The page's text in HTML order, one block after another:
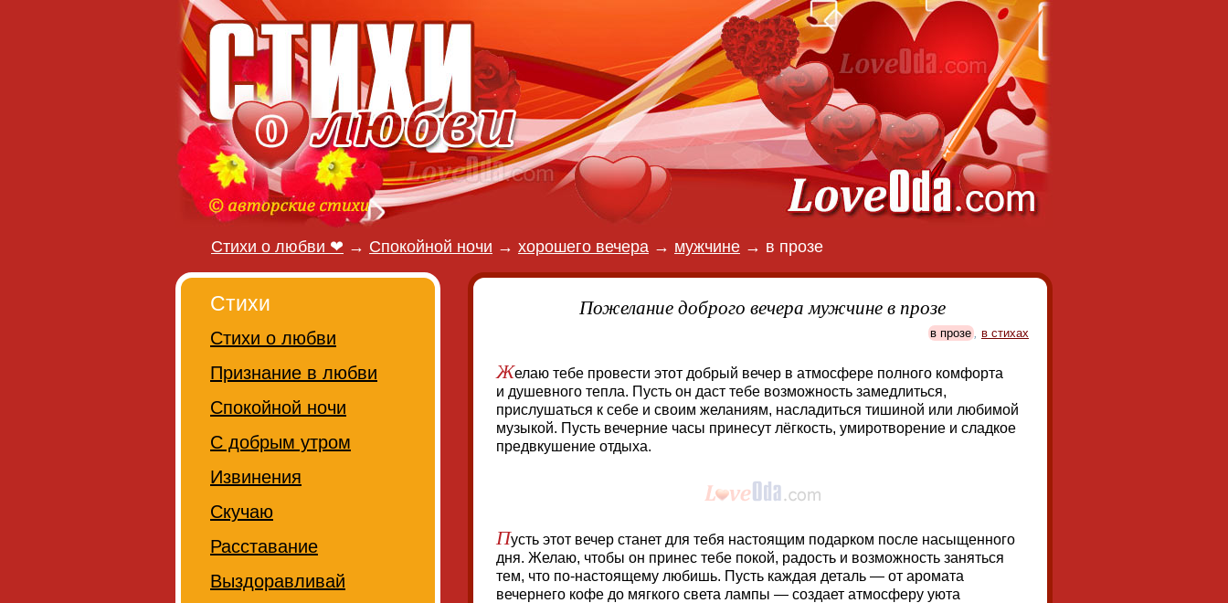
Стихи о любви ❤ → Спокойной ночи → хорошего вечера → мужчине → в прозе
Пожелание доброго вечера мужчине в прозе
в прозе , в стихах
Желаю тебе провести этот добрый вечер в атмосфере полного комфорта
и душевного тепла. Пусть он даст тебе возможность замедлиться,
прислушаться к себе и своим желаниям, насладиться тишиной или любимой
музыкой. Пусть вечерние часы принесут лёгкость, умиротворение и сладкое
предвкушение отдыха.
Пусть этот вечер станет для тебя настоящим подарком после насыщенного
дня. Желаю, чтобы он принес тебе покой, радость и возможность заняться
тем, что по-настоящему любишь. Пусть каждая деталь — от аромата
вечернего кофе до мягкого света лампы — создает атмосферу уюта
Стихи
Стихи о любви
Признание в любви
Спокойной ночи
С добрым утром
Извинения
Скучаю
Расставание
Выздоравливай